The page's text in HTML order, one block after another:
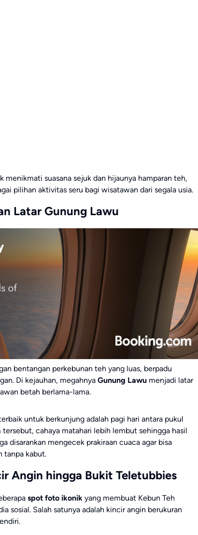
menikmati suasana sejuk dan hijaunya hamparan teh,
pilihan aktivitas seru bagi wisatawan dari segala usia.
Latar Gunung Lawu
bentangan perkebunan teh yang luas, berpadu
Di kejauhan, megahnya Gunung Lawu menjadi latar
betah berlama-lama.
untuk berkunjung adalah pagi hari antara pukul
cahaya matahari lebih lembut sehingga hasil
disarankan mengecek prakiraan cuaca agar bisa
tanpa kabut.
Angin hingga Bukit Teletubbies
spot foto ikonik yang membuat Kebun Teh
sosial. Salah satunya adalah kincir angin berukuran